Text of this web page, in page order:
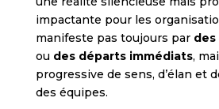
impactante pour les
manifeste pas toujours par
ou des départs immédiats,
progressive de sens, d’élan et
des équipes.